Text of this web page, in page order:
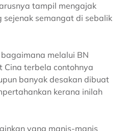
tampil mengajak
sejenak semangat di sebalik
melalui BN
Cina terbela contohnya
banyak desakan dibuat
kerana inilah
yang manis-manis